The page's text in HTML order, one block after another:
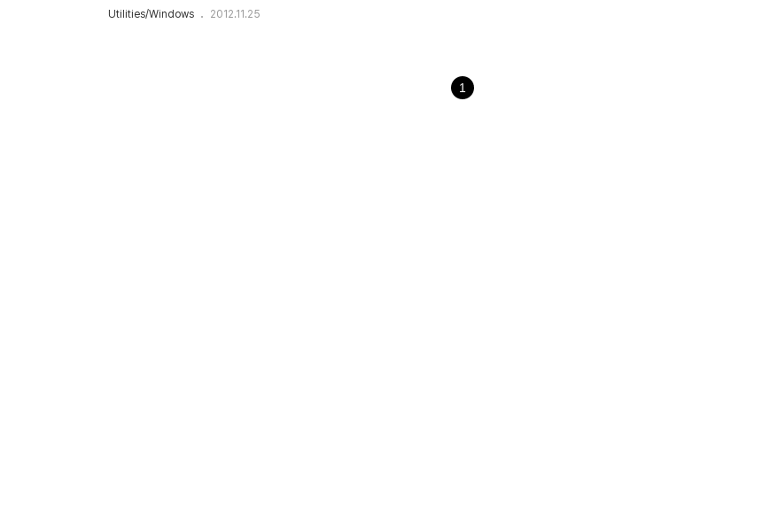
간에 텍스트기반 통신이 가능하므로원격에서 리눅스 터미널을 만지작거릴 수 있다(텍스트기반 통신이므로 쉘 만 볼 수 있다 화
Utilities/Windows 2012.11.25
1